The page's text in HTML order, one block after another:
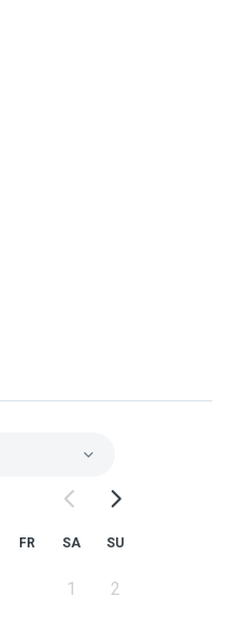
FR SA SU
1 2